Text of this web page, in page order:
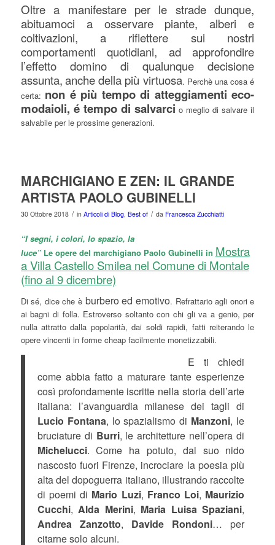
Oltre a manifestare per le strade dunque,
abituamoci a osservare piante, alberi e
coltivazioni, a riflettere sui nostri
comportamenti quotidiani, ad approfondire
l’effetto domino di qualunque decisione
assunta,anche della più virtuosa. Perchè una cosa é
certa: non é più tempo di atteggiamenti eco-
modaioli, é tempo di salvarci o meglio di salvare il
salvabile per le prossime generazioni.
MARCHIGIANO E ZEN: IL GRANDE
ARTISTA PAOLO GUBINELLI
30 Ottobre 2018 / in Articoli di Blog, Best of / da Francesca Zucchiatti
“I segni, i colori, lo spazio, la
luce” Le opere del marchigiano Paolo Gubinelli in Mostra
a Villa Castello Smilea nel Comune di Montale
(fino al 9 dicembre)
Di sé, dice che è burbero ed emotivo. Refrattario agli onori e
ai bagni di folla. Estroverso soltanto con chi gli va a genio, per
nulla attratto dalla popolarità, dai soldi rapidi, fatti reiterando le
opere vincenti in forme cheap facilmente monetizzabili.
E ti chiedi
come abbia fatto a maturare tante esperienze
così profondamente iscritte nella storia dell’arte
italiana: l’avanguardia milanese dei tagli di
Lucio Fontana, lo spazialismo di Manzoni, le
bruciature di Burri, le architetture nell’opera di
Michelucci. Come ha potuto, dal suo nido
nascosto fuori Firenze, incrociare la poesia più
alta del dopoguerra italiano, illustrando raccolte
di poemi di Mario Luzi, Franco Loi, Maurizio
Cucchi,Alda Merini, Maria Luisa Spaziani,
Andrea Zanzotto, Davide Rondoni… per
citarne solo alcuni.